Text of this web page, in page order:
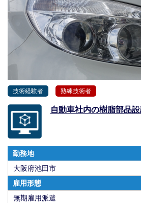
技術経験者 熟練技術者
自動車社内の樹脂部品
勤務地
大阪府池田市
雇用形態
無期雇用派遣